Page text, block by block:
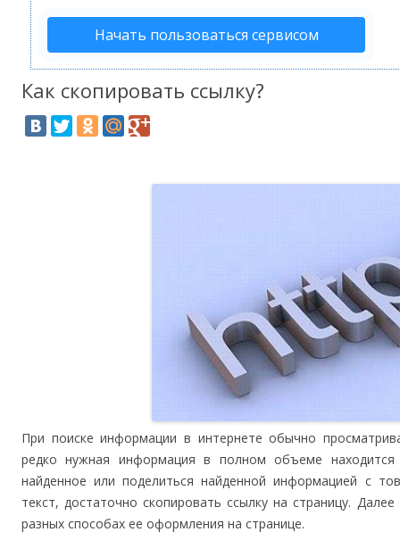
Начать пользоваться сервисом
Как скопировать ссылку?
При поиске информации в интернете обычно
редко нужная информация в полном объеме
найденное или поделиться найденной информацией с
текст, достаточно скопировать ссылку на страницу.
разных способах ее оформления на странице.